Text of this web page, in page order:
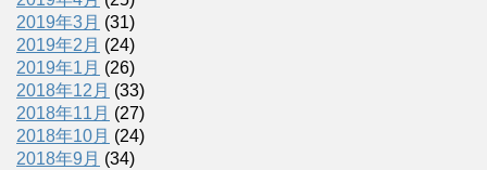
2019年3月 (31)
2019年2月 (24)
2019年1月 (26)
2018年12月 (33)
2018年11月 (27)
2018年10月 (24)
2018年9月 (34)